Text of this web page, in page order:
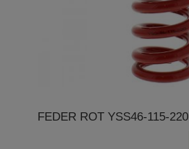
FEDER ROT YSS46-115-220